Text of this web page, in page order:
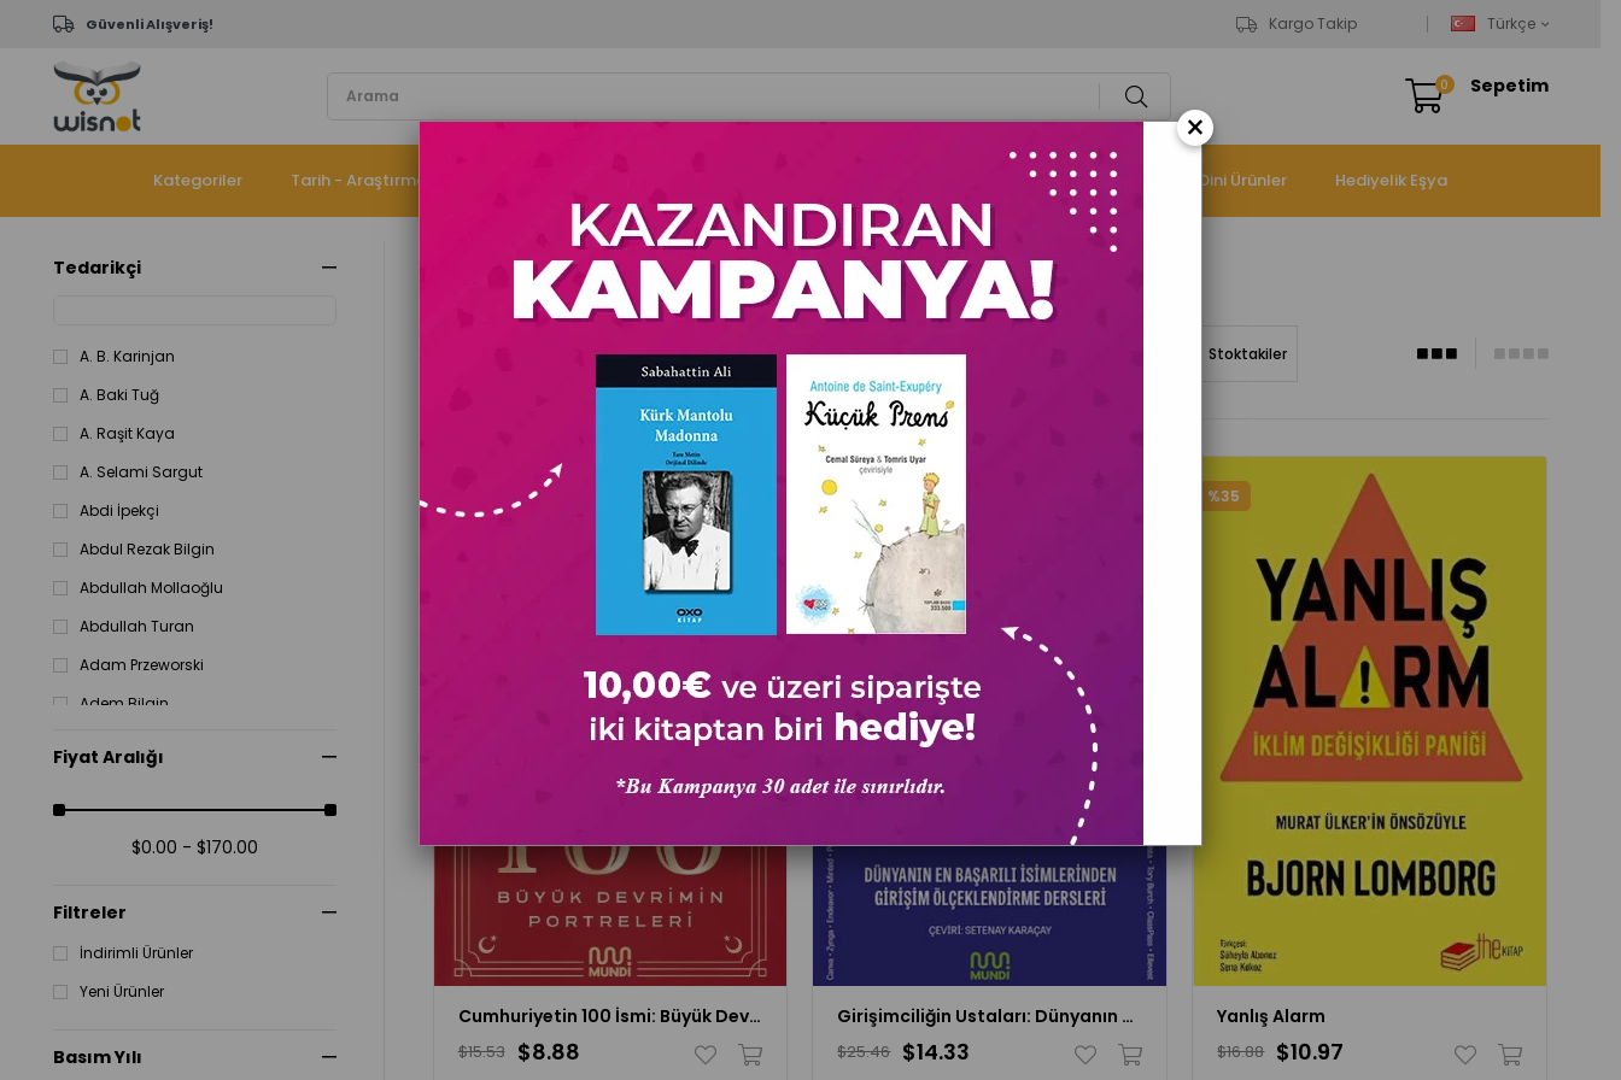
Güvenli Alışveriş! Kargo Takip Türkçe
Sepetim
0
Kategoriler Tarih - Araştırma Kampanyalar Dini Ürünler Hediyelik Eşya
Tedarikçi
A. B. Karinjan
A. Baki Tuğ
A. Raşit Kaya
A. Selami Sargut
Abdi İpekçi
Abdul Rezak Bilgin
Abdullah Mollaoğlu
Abdullah Turan
Adam Przeworski
Adem Bilgin
Adnan İnanç
Fiyat Aralığı
$0.00 - $170.00
Filtreler
İndirimli Ürünler
Yeni Ürünler
Basım Yılı
Tarih - Araştırma
Fiyata Göre (Azalan) Ürün Adına Göre (A>Z) Stoktakiler
Cumhuriyetin 100 İsmi: Büyük Devrimin Portreleri
$8.88
$15.53
Girişimciliğin Ustaları: Dünyanın En Başarılı İsimlerinden Girişim Ölçeklendirme Dersleri
$14.33
$25.46
%44
Yanlış Alarm
$10.97
$16.88
%35
×